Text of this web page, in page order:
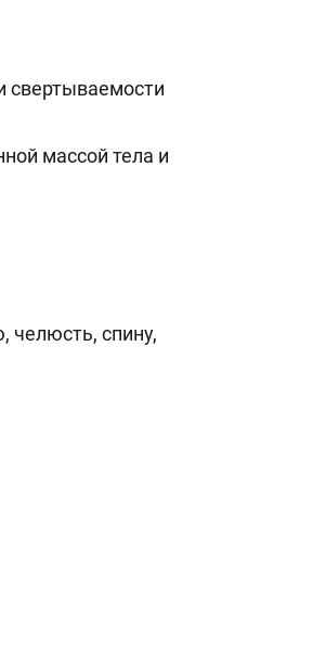
свертываемости
массой тела и
челюсть, спину,